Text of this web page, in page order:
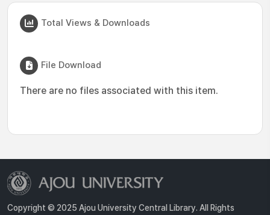
Total Views & Downloads
File Download
There are no files associated with this item.
Copyright © 2025 Ajou University Central Library. All Rights